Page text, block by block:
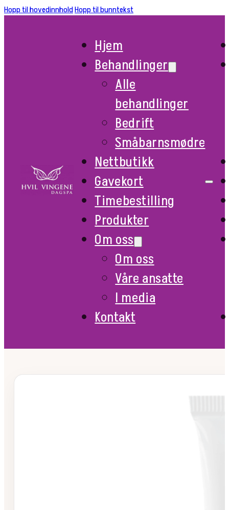
Hopp til hovedinnholdHopp til bunntekst
Hjem
Behandlinger
Alle
behandlinger
Bedrift
Småbarnsmødre
Nettbutikk
Gavekort
Timebestilling
Produkter
Om oss
Om oss
Våre ansatte
I media
Kontakt